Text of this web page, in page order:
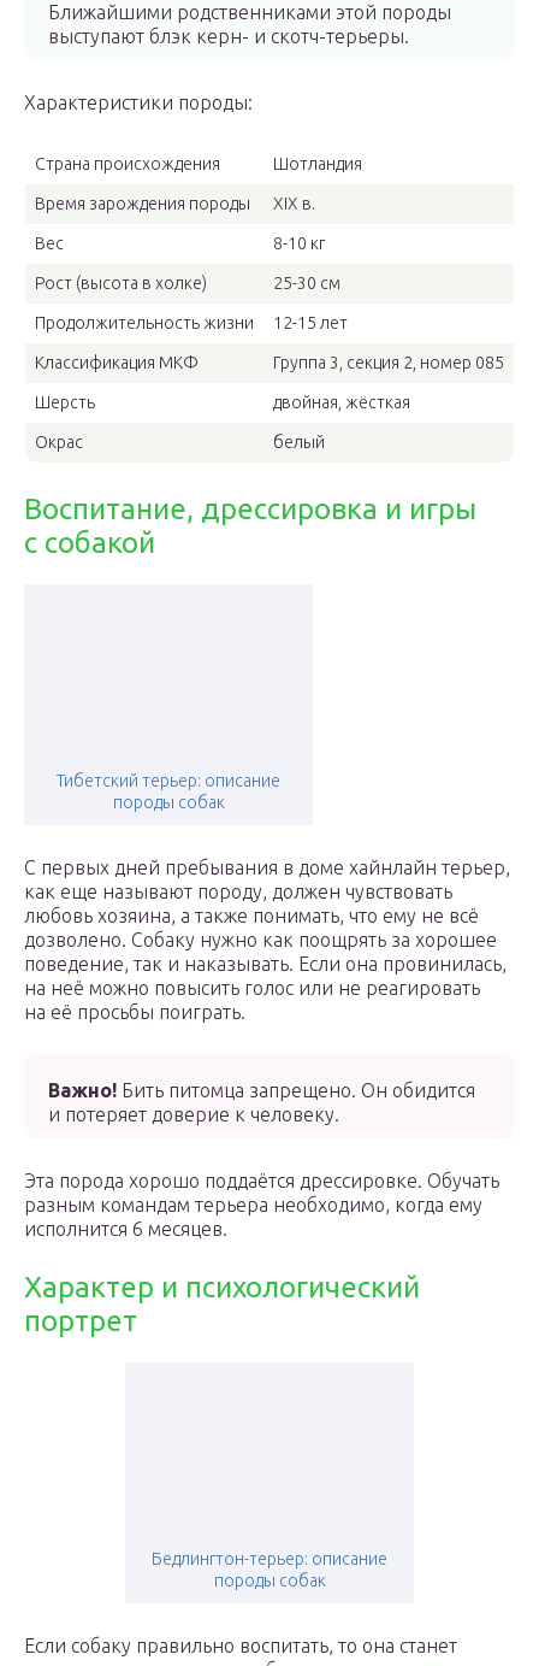
Ближайшими родственниками этой породы
выступают блэк керн- и скотч-терьеры.
Характеристики породы:
Страна происхождения Шотландия
Время зарождения породы XIX в.
Вес 8-10 кг
Рост (высота в холке) 25-30 см
Продолжительность жизни 12-15 лет
Классификация МКФ Группа 3, секция 2, номер 085
Шерсть двойная, жёсткая
Окрас белый
Воспитание, дрессировка и игры
с собакой
Тибетский терьер: описание
породы собак
С первых дней пребывания в доме хайнлайн терьер,
как еще называют породу, должен чувствовать
любовь хозяина, а также понимать, что ему не всё
дозволено. Собаку нужно как поощрять за хорошее
поведение, так и наказывать. Если она провинилась,
на неё можно повысить голос или не реагировать
на её просьбы поиграть.
Важно! Бить питомца запрещено. Он обидится
и потеряет доверие к человеку.
Эта порода хорошо поддаётся дрессировке. Обучать
разным командам терьера необходимо, когда ему
исполнится 6 месяцев.
Характер и психологический
портрет
Бедлингтон-терьер: описание
породы собак
Если собаку правильно воспитать, то она станет